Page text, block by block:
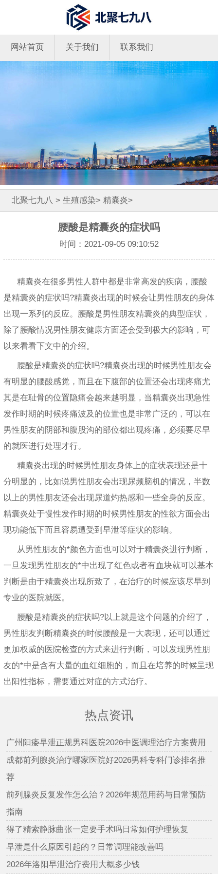
网站首页 关于我们 联系我们
北聚七九八 > 生殖感染> 精囊炎>
腰酸是精囊炎的症状吗
时间：2021-09-05 09:10:52
精囊炎在很多男性人群中都是非常高发的疾病，腰酸
是精囊炎的症状吗?精囊炎出现的时候会让男性朋友的身体
出现一系列的反应。腰酸是男性朋友精囊炎的典型症状，
除了腰酸情况男性朋友健康方面还会受到极大的影响，可
以来看看下文中的介绍。
腰酸是精囊炎的症状吗?精囊炎出现的时候男性朋友会
有明显的腰酸感觉，而且在下腹部的位置还会出现疼痛尤
其是在耻骨的位置隐痛会越来越明显，当精囊炎出现急性
发作时期的时候疼痛波及的位置也是非常广泛的，可以在
男性朋友的阴部和腹股沟的部位都出现疼痛，必须要尽早
的就医进行处理才行。
精囊炎出现的时候男性朋友身体上的症状表现还是十
分明显的，比如说男性朋友会出现尿频脑机的情况，半数
以上的男性朋友还会出现尿道灼热感和一些全身的反应。
精囊炎处于慢性发作时期的时候男性朋友的性欲方面会出
现功能低下而且容易遭受到早泄等症状的影响。
从男性朋友的*颜色方面也可以对于精囊炎进行判断，
一旦发现男性朋友的*中出现了红色或者有血块就可以基本
判断是由于精囊炎出现所致了，在治疗的时候应该尽早到
专业的医院就医。
腰酸是精囊炎的症状吗?以上就是这个问题的介绍了，
男性朋友判断精囊炎的时候腰酸是一大表现，还可以通过
更加权威的医院检查的方式来进行判断，可以发现男性朋
友的*中是含有大量的血红细胞的，而且在培养的时候呈现
出阳性指标，需要通过对症的方式治疗。
热点资讯
广州阳痿早泄正规男科医院2026中医调理治疗方案费用
成都前列腺炎治疗哪家医院好2026男科专科门诊排名推
荐
前列腺炎反复发作怎么治？2026年规范用药与日常预防
指南
得了精索静脉曲张一定要手术吗日常如何护理恢复
早泄是什么原因引起的？日常调理能改善吗
2026年洛阳早泄治疗费用大概多少钱